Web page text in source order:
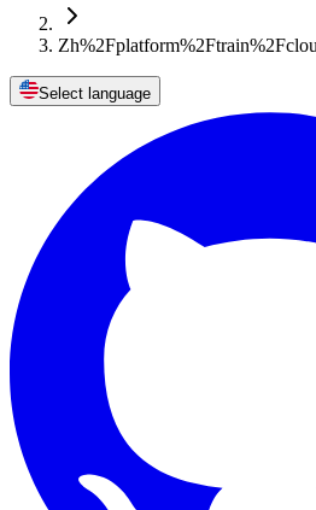
Select language